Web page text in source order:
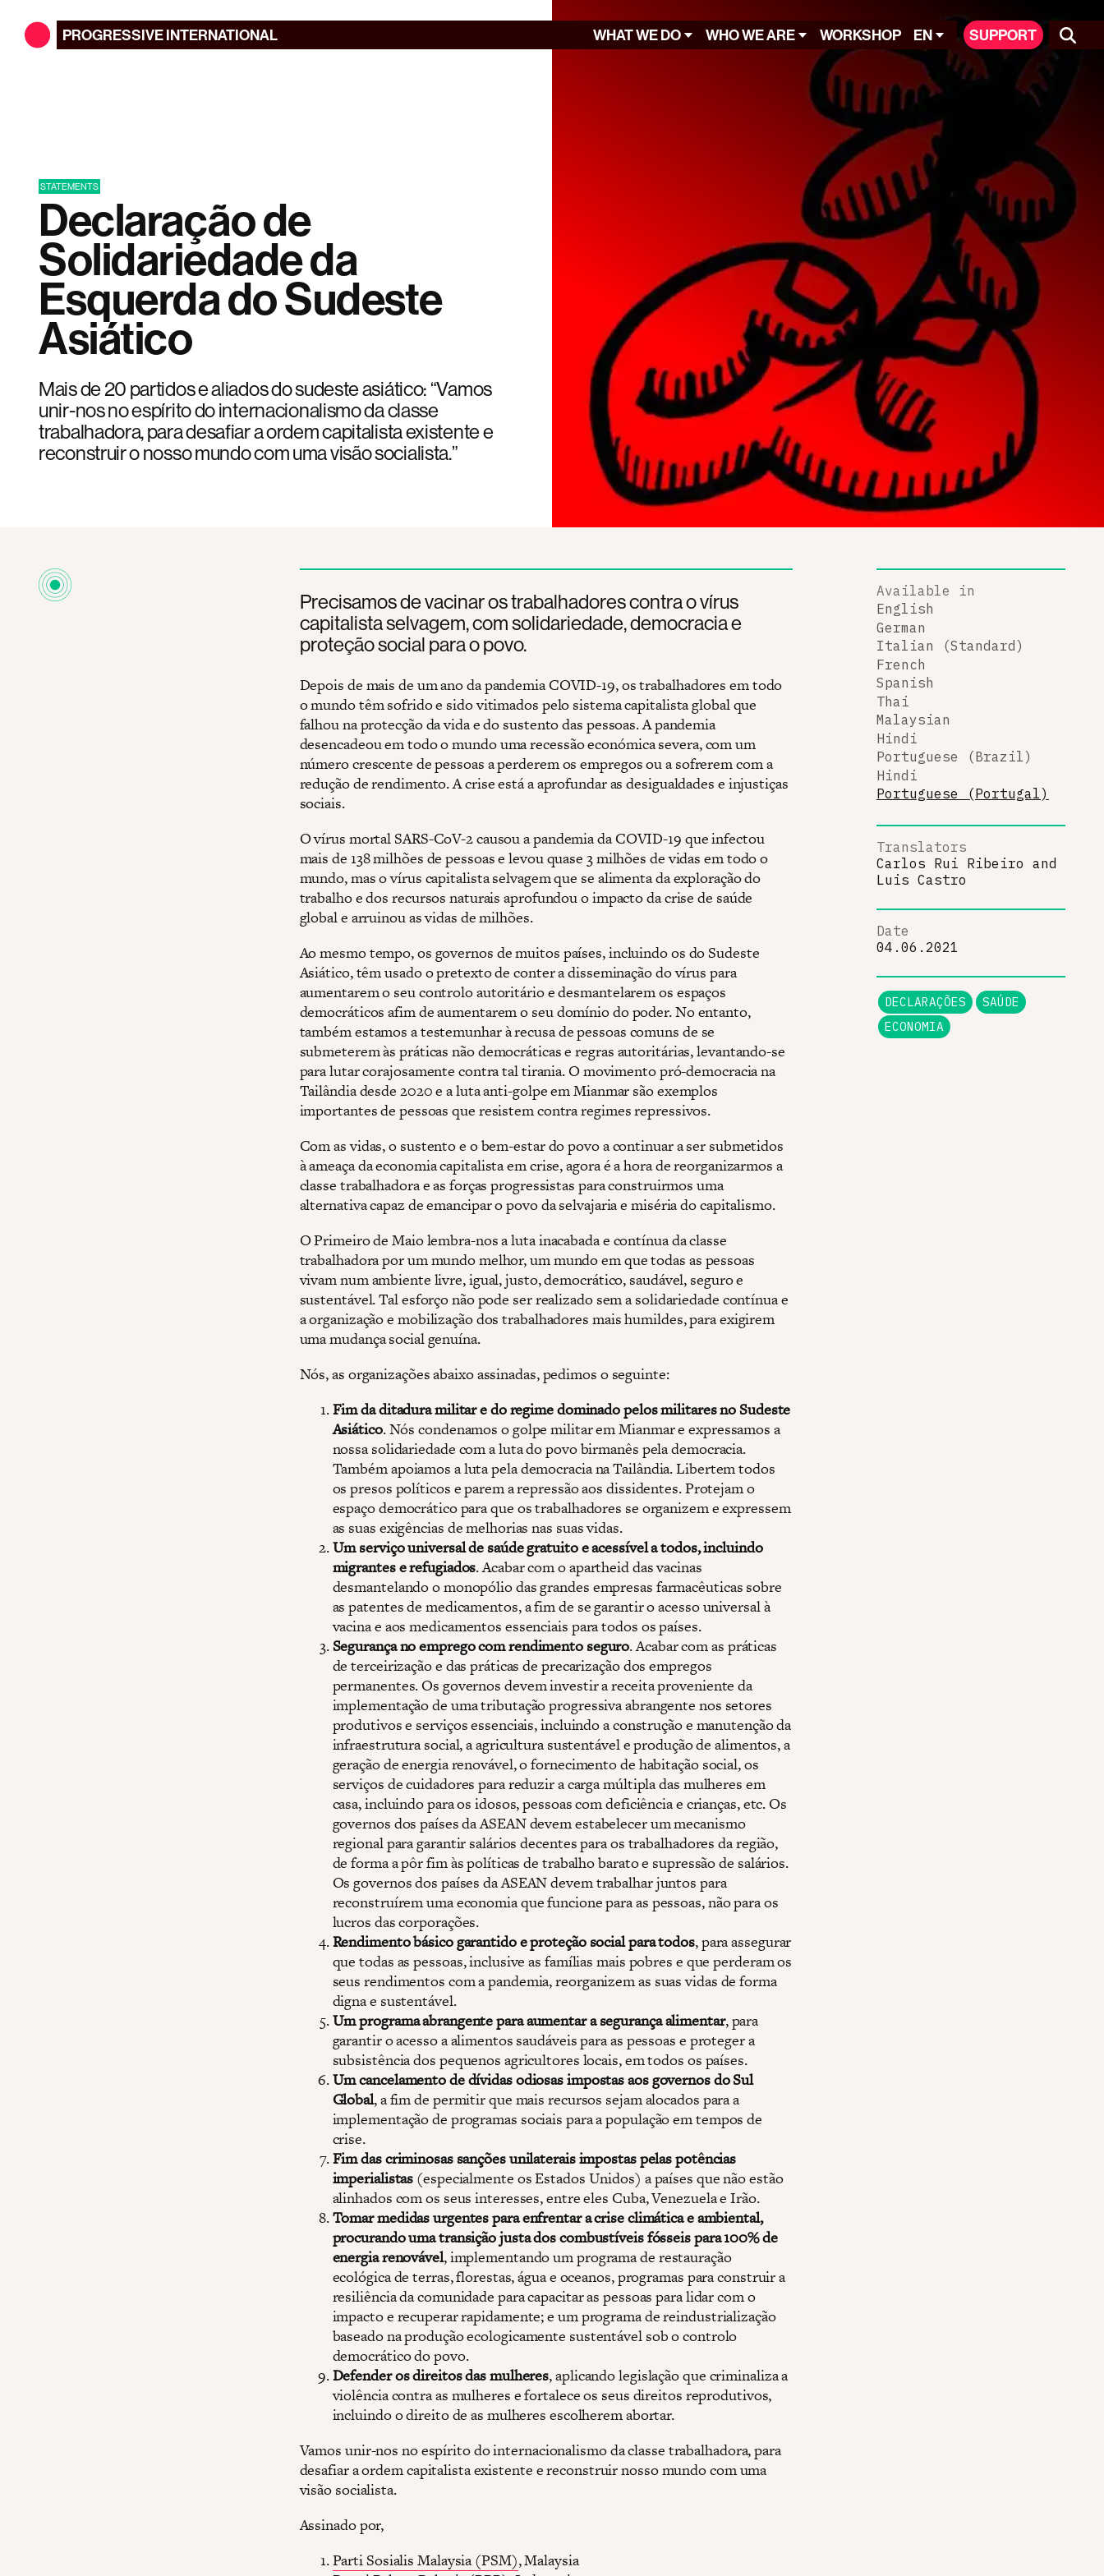
PROGRESSIVEINTERNATIONAL WHAT WE DO WHO WE ARE WORKSHOP EN SUPPORT
STATEMENTS
Declaração de
Solidariedade da
Esquerda do Sudeste
Asiático
Mais de 20 partidos e aliados do sudeste asiático: “Vamos
unir-nos no espírito do internacionalismo da classe
trabalhadora, para desafiar a ordem capitalista existente e
reconstruir o nosso mundo com uma visão socialista.”
Precisamos de vacinar os trabalhadores contra o vírus
capitalista selvagem, com solidariedade, democracia e
proteção social para o povo.
Depois de mais de um ano da pandemia COVID-19, os trabalhadores em todo
o mundo têm sofrido e sido vitimados pelo sistema capitalista global que
falhou na protecção da vida e do sustento das pessoas. A pandemia
desencadeou em todo o mundo uma recessão económica severa, com um
número crescente de pessoas a perderem os empregos ou a sofrerem com a
redução de rendimento. A crise está a aprofundar as desigualdades e injustiças
sociais.
O vírus mortal SARS-CoV-2 causou a pandemia da COVID-19 que infectou
mais de 138 milhões de pessoas e levou quase 3 milhões de vidas em todo o
mundo, mas o vírus capitalista selvagem que se alimenta da exploração do
trabalho e dos recursos naturais aprofundou o impacto da crise de saúde
global e arruinou as vidas de milhões.
Ao mesmo tempo, os governos de muitos países, incluindo os do Sudeste
Asiático, têm usado o pretexto de conter a disseminação do vírus para
aumentarem o seu controlo autoritário e desmantelarem os espaços
democráticos afim de aumentarem o seu domínio do poder. No entanto,
também estamos a testemunhar à recusa de pessoas comuns de se
submeterem às práticas não democráticas e regras autoritárias, levantando-se
para lutar corajosamente contra tal tirania. O movimento pró-democracia na
Tailândia desde 2020 e a luta anti-golpe em Mianmar são exemplos
importantes de pessoas que resistem contra regimes repressivos.
Com as vidas, o sustento e o bem-estar do povo a continuar a ser submetidos
à ameaça da economia capitalista em crise, agora é a hora de reorganizarmos a
classe trabalhadora e as forças progressistas para construirmos uma
alternativa capaz de emancipar o povo da selvajaria e miséria do capitalismo.
O Primeiro de Maio lembra-nos a luta inacabada e contínua da classe
trabalhadora por um mundo melhor, um mundo em que todas as pessoas
vivam num ambiente livre, igual, justo, democrático, saudável, seguro e
sustentável. Tal esforço não pode ser realizado sem a solidariedade contínua e
a organização e mobilização dos trabalhadores mais humildes, para exigirem
uma mudança social genuína.
Nós, as organizações abaixo assinadas, pedimos o seguinte:
Fim da ditadura militar e do regime dominado pelos militares no Sudeste
Asiático. Nós condenamos o golpe militar em Mianmar e expressamos a
nossa solidariedade com a luta do povo birmanês pela democracia.
Também apoiamos a luta pela democracia na Tailândia. Libertem todos
os presos políticos e parem a repressão aos dissidentes. Protejam o
espaço democrático para que os trabalhadores se organizem e expressem
as suas exigências de melhorias nas suas vidas.
Um serviço universal de saúde gratuito e acessível a todos, incluindo
migrantes e refugiados. Acabar com o apartheid das vacinas
desmantelando o monopólio das grandes empresas farmacêuticas sobre
as patentes de medicamentos, a fim de se garantir o acesso universal à
vacina e aos medicamentos essenciais para todos os países.
Segurança no emprego com rendimento seguro. Acabar com as práticas
de terceirização e das práticas de precarização dos empregos
permanentes. Os governos devem investir a receita proveniente da
implementação de uma tributação progressiva abrangente nos setores
produtivos e serviços essenciais, incluindo a construção e manutenção da
infraestrutura social, a agricultura sustentável e produção de alimentos, a
geração de energia renovável, o fornecimento de habitação social, os
serviços de cuidadores para reduzir a carga múltipla das mulheres em
casa, incluindo para os idosos, pessoas com deficiência e crianças, etc. Os
governos dos países da ASEAN devem estabelecer um mecanismo
regional para garantir salários decentes para os trabalhadores da região,
de forma a pôr fim às políticas de trabalho barato e supressão de salários.
Os governos dos países da ASEAN devem trabalhar juntos para
reconstruírem uma economia que funcione para as pessoas, não para os
lucros das corporações.
Rendimento básico garantido e proteção social para todos, para assegurar
que todas as pessoas, inclusive as famílias mais pobres e que perderam os
seus rendimentos com a pandemia, reorganizem as suas vidas de forma
digna e sustentável.
Um programa abrangente para aumentar a segurança alimentar, para
garantir o acesso a alimentos saudáveis para as pessoas e proteger a
subsistência dos pequenos agricultores locais, em todos os países.
Um cancelamento de dívidas odiosas impostas aos governos do Sul
Global, a fim de permitir que mais recursos sejam alocados para a
implementação de programas sociais para a população em tempos de
crise.
Fim das criminosas sanções unilaterais impostas pelas potências
imperialistas (especialmente os Estados Unidos) a países que não estão
alinhados com os seus interesses, entre eles Cuba, Venezuela e Irão.
Tomar medidas urgentes para enfrentar a crise climática e ambiental,
procurando uma transição justa dos combustíveis fósseis para 100% de
energia renovável, implementando um programa de restauração
ecológica de terras, florestas, água e oceanos, programas para construir a
resiliência da comunidade para capacitar as pessoas para lidar com o
impacto e recuperar rapidamente; e um programa de reindustrialização
baseado na produção ecologicamente sustentável sob o controlo
democrático do povo.
Defender os direitos das mulheres, aplicando legislação que criminaliza a
violência contra as mulheres e fortalece os seus direitos reprodutivos,
incluindo o direito de as mulheres escolherem abortar.
Vamos unir-nos no espírito do internacionalismo da classe trabalhadora, para
desafiar a ordem capitalista existente e reconstruir nosso mundo com uma
visão socialista.
Assinado por,
Parti Sosialis Malaysia (PSM), Malaysia
Available in
English
German
Italian (Standard)
French
Spanish
Thai
Malaysian
Hindi
Portuguese (Brazil)
Hindi
Portuguese (Portugal)
Translators
Carlos Rui Ribeiro and
Luis Castro
Date
04.06.2021
DECLARAÇÕES
SAÚDE
ECONOMIA